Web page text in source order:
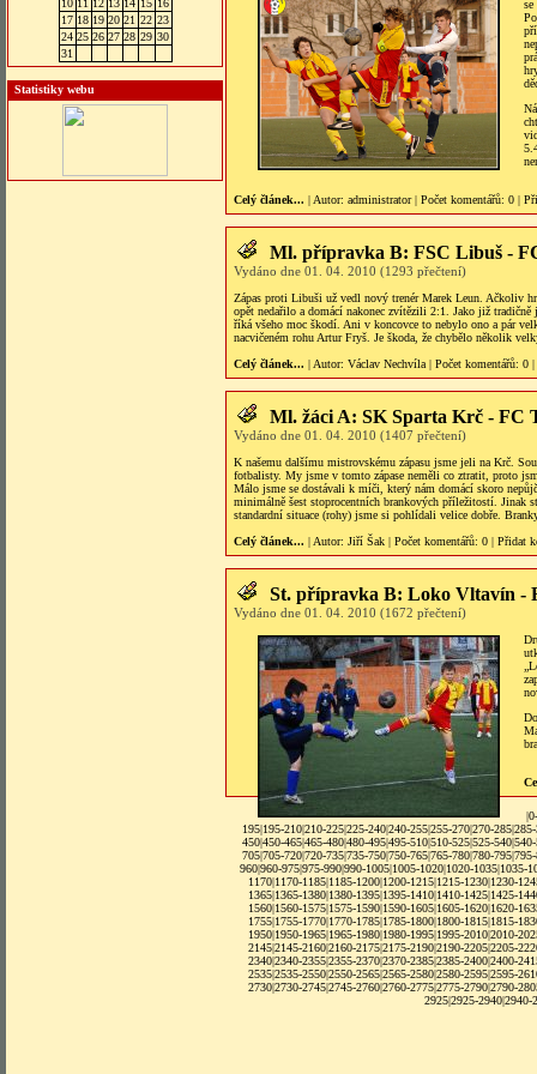
10 11 12 13 14 15 16
17 18 19 20 21 22 23
24 25 26 27 28 29 30
31
Statistiky webu
Celý článek... | Autor: administrator| Počet komentářů: 0 |
Ml. přípravka B: FSC Libuš -
Vydáno dne 01. 04. 2010 (1293 přečtení)
Zápas proti Libuši už vedl nový trenér Marek Leun. Ačkoliv
opět nedařilo a domácí nakonec zvítězili 2:1. Jako již
říká všeho moc škodí. Ani v koncovce to nebylo ono a pár
nacvičeném rohu Artur Fryš. Je škoda, že chybělo několik
Celý článek... | Autor: Václav Nechvíla | Počet komentářů: 0 |
Ml. žáci A: SK Sparta Krč - FC
Vydáno dne 01. 04. 2010 (1407 přečtení)
K našemu dalšímu mistrovskému zápasu jsme jeli na Krč.
fotbalisty. My jsme v tomto zápase neměli co ztratit, proto
Málo jsme se dostávali k míči, který nám domácí skoro
minimálně šest stoprocentních brankových příležitostí. Jinak
standardní situace (rohy) jsme si pohlídali velice dobře.
Celý článek... | Autor: Jiří Šak | Počet komentářů: 0 | Přidat
St. přípravka B: Loko Vltavín -
Vydáno dne 01. 04. 2010 (1672 přečtení)
|
195|195-210|210-225|225-240|240-255|255-270|270-285|
450|450-465|465-480|480-495|495-510|510-525|525-540|
705|705-720|720-735|735-750|750-765|765-780|780-795|
960|960-975|975-990|990-1005|1005-1020|1020-1035|1035-
1170|1170-1185|1185-1200|1200-1215|1215-1230|1230-
1365|1365-1380|1380-1395|1395-1410|1410-1425|1425-
1560|1560-1575|1575-1590|1590-1605|1605-1620|1620-
1755|1755-1770|1770-1785|1785-1800|1800-1815|1815-
1950|1950-1965|1965-1980|1980-1995|1995-2010|2010-
2145|2145-2160|2160-2175|2175-2190|2190-2205|2205-
2340|2340-2355|2355-2370|2370-2385|2385-2400|2400-
2535|2535-2550|2550-2565|2565-2580|2580-2595|2595-
2730|2730-2745|2745-2760|2760-2775|2775-2790|2790-
2925|2925-2940|2940-